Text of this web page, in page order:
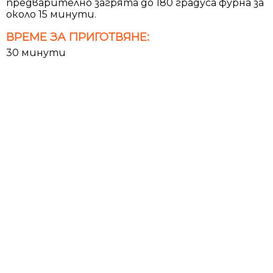
предварително загрята до 180 градуса фурна за
около 15 минути.
ВРЕМЕ ЗА ПРИГОТВЯНЕ:
30 минути